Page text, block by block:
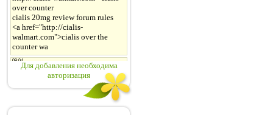
Для добавления необходима
авторизация